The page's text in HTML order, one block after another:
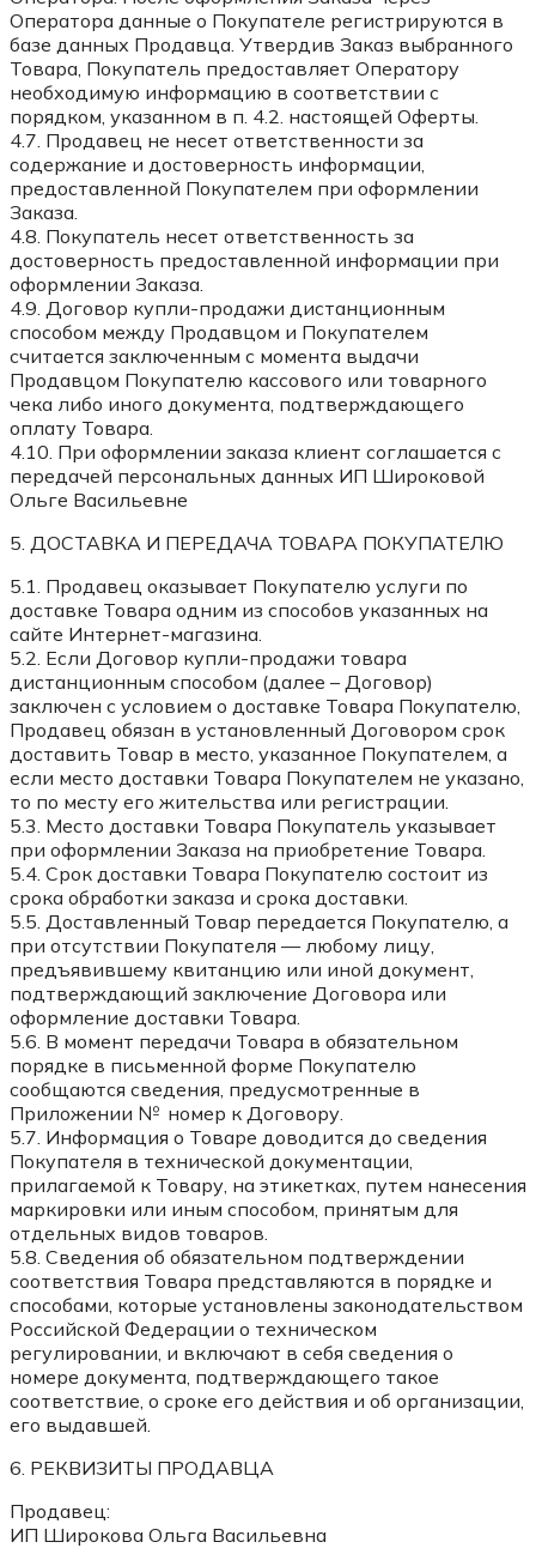
Оператора данные о Покупателе регистрируются в
базе данных Продавца. Утвердив Заказ выбранного
Товара, Покупатель предоставляет Оператору
необходимую информацию в соответствии с
порядком, указанном в п. 4.2. настоящей Оферты.
4.7. Продавец не несет ответственности за
содержание и достоверность информации,
предоставленной Покупателем при оформлении
Заказа.
4.8. Покупатель несет ответственность за
достоверность предоставленной информации при
оформлении Заказа.
4.9. Договор купли-продажи дистанционным
способом между Продавцом и Покупателем
считается заключенным с момента выдачи
Продавцом Покупателю кассового или товарного
чека либо иного документа, подтверждающего
оплату Товара.
4.10. При оформлении заказа клиент соглашается с
передачей персональных данных ИП Широковой
Ольге Васильевне
5. ДОСТАВКА И ПЕРЕДАЧА ТОВАРА ПОКУПАТЕЛЮ
5.1. Продавец оказывает Покупателю услуги по
доставке Товара одним из способов указанных на
сайте Интернет-магазина.
5.2. Если Договор купли-продажи товара
дистанционным способом (далее – Договор)
заключен с условием о доставке Товара Покупателю,
Продавец обязан в установленный Договором срок
доставить Товар в место, указанное Покупателем, а
если место доставки Товара Покупателем не указано,
то по месту его жительства или регистрации.
5.3. Место доставки Товара Покупатель указывает
при оформлении Заказа на приобретение Товара.
5.4. Срок доставки Товара Покупателю состоит из
срока обработки заказа и срока доставки.
5.5. Доставленный Товар передается Покупателю, а
при отсутствии Покупателя — любому лицу,
предъявившему квитанцию или иной документ,
подтверждающий заключение Договора или
оформление доставки Товара.
5.6. В момент передачи Товара в обязательном
порядке в письменной форме Покупателю
сообщаются сведения, предусмотренные в
Приложении № номер к Договору.
5.7. Информация о Товаре доводится до сведения
Покупателя в технической документации,
прилагаемой к Товару, на этикетках, путем нанесения
маркировки или иным способом, принятым для
отдельных видов товаров.
5.8. Сведения об обязательном подтверждении
соответствия Товара представляются в порядке и
способами, которые установлены законодательством
Российской Федерации о техническом
регулировании, и включают в себя сведения о
номере документа, подтверждающего такое
соответствие, о сроке его действия и об организации,
его выдавшей.
6. РЕКВИЗИТЫ ПРОДАВЦА
Продавец:
ИП Широкова Ольга Васильевна